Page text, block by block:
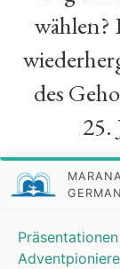
wählen?
des
25.
GERMAN
Präsentationen